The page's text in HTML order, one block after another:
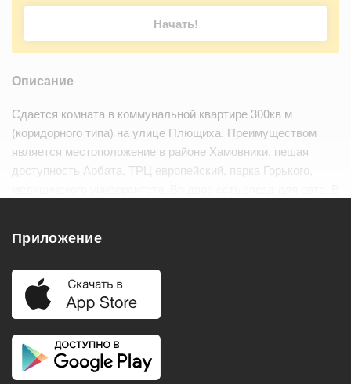
Начать!
Описание
Сдается комната в коммунальной квартире 300кв м
(коридорного типа) на улице Плющиха. Преимуществом
является местоположение в районе Хамовники, пешая
доступность Арбата, ТРЦ европейский, парка Горького,
Удобства
Балкон
Телевизор
Приложение